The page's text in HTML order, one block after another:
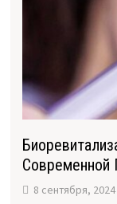
8 сентября, 2024